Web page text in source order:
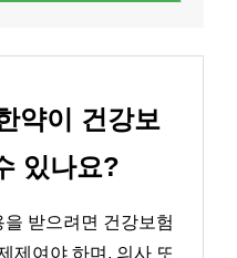
약이 건강보
있나요?
받으려면 건강보험
제여야 하며, 의사 또